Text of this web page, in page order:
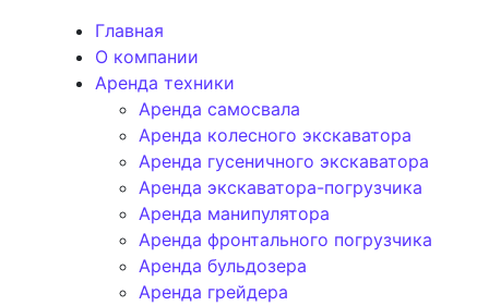
Главная
О компании
Аренда техники
Аренда самосвала
Аренда колесного экскаватора
Аренда гусеничного экскаватора
Аренда экскаватора-погрузчика
Аренда манипулятора
Аренда фронтального погрузчика
Аренда бульдозера
Аренда грейдера